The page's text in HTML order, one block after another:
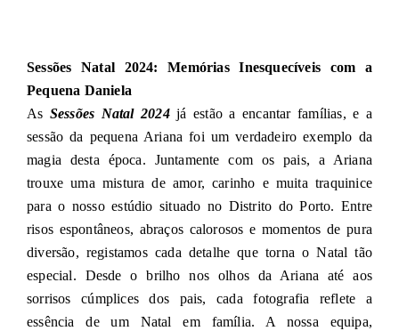
Sessões Natal 2024: Memórias Inesquecíveis com a
Pequena Daniela
As Sessões Natal 2024já estão a encantar famílias, e a
sessão da pequena Ariana foi um verdadeiro exemplo da
magia desta época. Juntamente com os pais, a Ariana
trouxe uma mistura de amor, carinho e muita traquinice
para o nosso estúdio situado no Distrito do Porto. Entre
risos espontâneos, abraços calorosos e momentos de pura
diversão, registamos cada detalhe que torna o Natal tão
especial. Desde o brilho nos olhos da Ariana até aos
sorrisos cúmplices dos pais, cada fotografia reflete a
essência de um Natal em família. A nossa equipa,